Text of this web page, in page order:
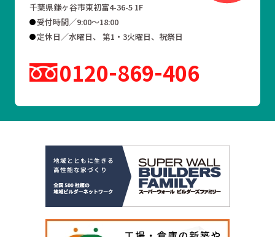
千葉県鎌ヶ谷市東初富4-36-5 1F
受付時間／9:00～18:00
定休日／水曜日、 第1・3火曜日、祝祭日
0120 869 406